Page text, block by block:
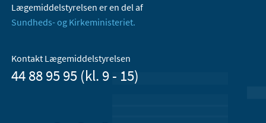
Lægemiddelstyrelsen er en del af
Sundheds- og Kirkeministeriet.
Kontakt Lægemiddelstyrelsen
44 88 95 95 (kl. 9 - 15)